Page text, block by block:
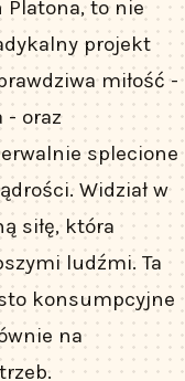
Platona, to nie
projekt
miłość -
- oraz
splecione
Widział w
siłę, która
ludźmi. Ta
konsumpcyjne
na